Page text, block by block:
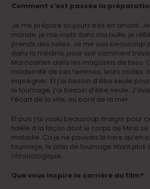
Comment s’est passée la
Je me prépare toujours très en amont.
monde, je me mets dans ma bulle, je
prends des notes. Je me suis beaucoup
dans la médina, pour voir comment
Marocaines dans les magasins de tissu.
modernité de ces femmes, leurs codes. Il
imprégner. Et j’ai besoin d’être seule
le tournage, j’ai besoin d’être seule.
l’écart de la ville, au bord de la mer.
Et puis j’ai voulu beaucoup maigrir pour
fidèle à la façon dont le corps de Mina
maladie. Ca je ne pouvais le faire qu’en
tournage, le plan de tournage étant plus
chronologique.
Que vous inspire la carrière du film?